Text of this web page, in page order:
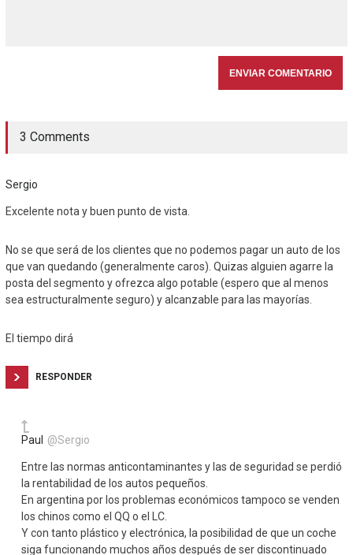
3 Comments
Sergio
Excelente nota y buen punto de vista.
No se que será de los clientes que no podemos pagar un auto de los
que van quedando (generalmente caros). Quizas alguien agarre la
posta del segmento y ofrezca algo potable (espero que al menos
sea estructuralmente seguro) y alcanzable para las mayorías.
El tiempo dirá
RESPONDER
Paul @Sergio
Entre las normas anticontaminantes y las de seguridad se perdió
la rentabilidad de los autos pequeños.
En argentina por los problemas económicos tampoco se venden
los chinos como el QQ o el LC.
Y con tanto plástico y electrónica, la posibilidad de que un coche
siga funcionando muchos años después de ser discontinuado